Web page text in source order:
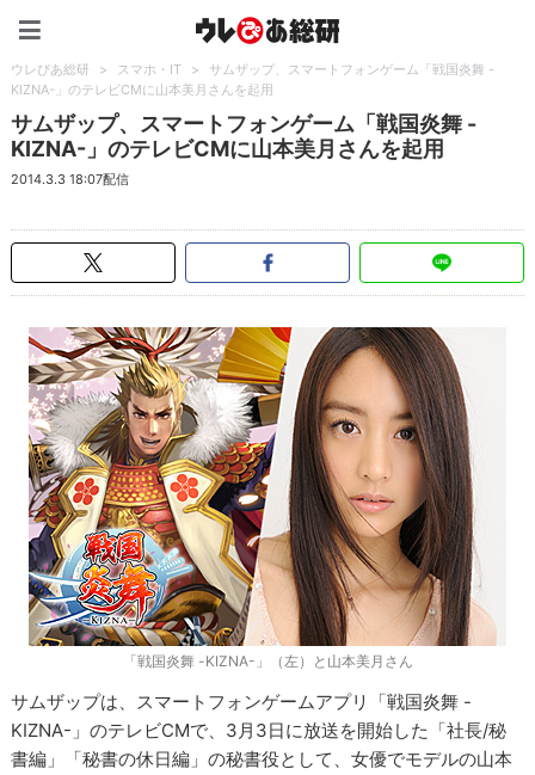
ウレぴあ総研 > スマホ・IT >
サムザップ、スマートフォンゲーム「戦国炎舞 -
KIZNA-」のテレビCMに山本美月さんを起用
サムザップ、スマートフォンゲーム「戦国炎舞 -
KIZNA-」のテレビCMに山本美月さんを起用
2014.3.3 18:07配信
「戦国炎舞 -KIZNA-」（左）と山本美月さん
サムザップは、スマートフォンゲームアプリ「戦国炎舞 -
KIZNA-」のテレビCMで、3月3日に放送を開始した「社長/秘
書編」「秘書の休日編」の秘書役として、女優でモデルの山本